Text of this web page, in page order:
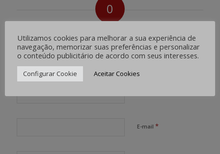
0
Deixe uma resposta
Feel free to contribute!
E-mail *
Utilizamos cookies para melhorar a sua experiência de
navegação, memorizar suas preferências e personalizar
o conteúdo publicitário de acordo com seus interesses.
Configurar Cookie Aceitar Cookies